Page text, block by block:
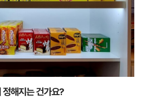
정해지는 건가요?